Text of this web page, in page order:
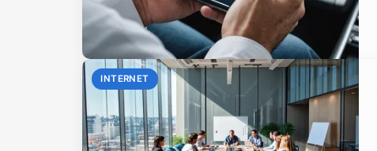
INTERNET